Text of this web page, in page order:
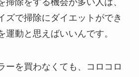
ズで掃除にダイエットができ
運動と思えばいいんです。
ーを買わなくても、コロコロ